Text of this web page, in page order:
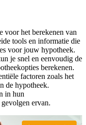
voor het berekenen van
tools en informatie die
voor jouw hypotheek.
je snel en eenvoudig de
berekenen.
factoren zoals het
de hypotheek.
in hun
ervan.